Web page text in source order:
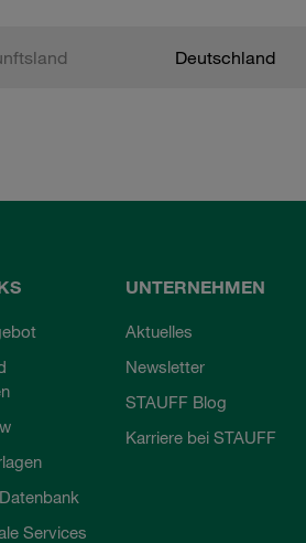
Deutschland
Services
UNTERNEHMEN
Aktuelles
Newsletter
STAUFF Blog
Karriere bei STAUFF